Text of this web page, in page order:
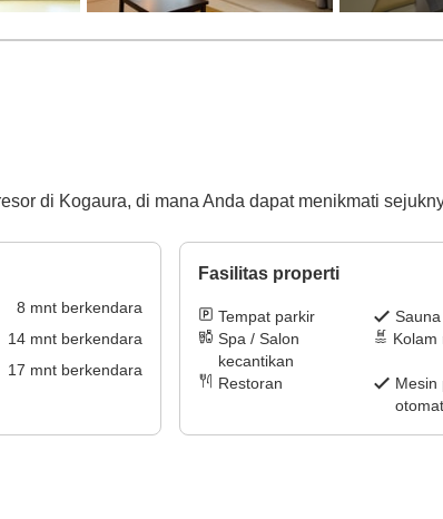
di Kogaura, di mana Anda dapat menikmati
8 mnt berkendara
14mnt berkendara
17 mnt berkendara
Fasilitas properti
Tempat parkir
Sauna
Spa / Salon
kecantikan
Kolam
Restoran
Mesin